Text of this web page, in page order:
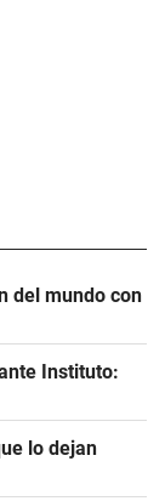
del mundo con
Instituto:
lo dejan